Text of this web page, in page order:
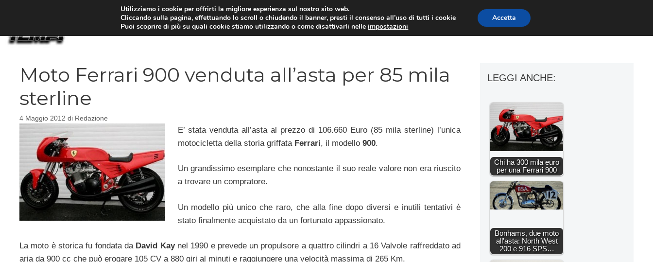
MOTO NEWS ACCESSORI MOTO MOTO GP
Moto Ferrari 900 venduta all’asta per 85 mila
sterline
4 Maggio 2012 di Redazione
E’ stata venduta all’asta al prezzo di 106.660 Euro (85 mila sterline) l’unica
motocicletta della storia griffata Ferrari, il modello900.
Un grandissimo esemplare che nonostante il suo reale valore non era riuscito
a trovare un compratore.
Un modello più unico che raro, che alla fine dopo diversi e inutili tentativi è
stato finalmente acquistato da un fortunato appassionato.
La moto è storica fu fondata da David Kaynel 1990 e prevede un propulsore a quattro cilindri a 16 Valvole raffreddato ad
aria da 900 cc che può erogare 105 CV a 880 giri al minuti e raggiungere una velocità massima di 265 Km.
LEGGI ANCHE:
Chi ha 300 mila euro
per una Ferrari 900
Bonhams, due moto
all'asta: North West
200 e 916 SPS…
Utilizziamo i cookie per offrirti la migliore esperienza sul nostro sito web.
Cliccando sulla pagina, effettuando lo scroll o chiudendo il banner, presti il consenso all’uso di tutti i cookie
Puoi scoprire di più su quali cookie stiamo utilizzando o come disattivarli nelleimpostazioni
Accetta